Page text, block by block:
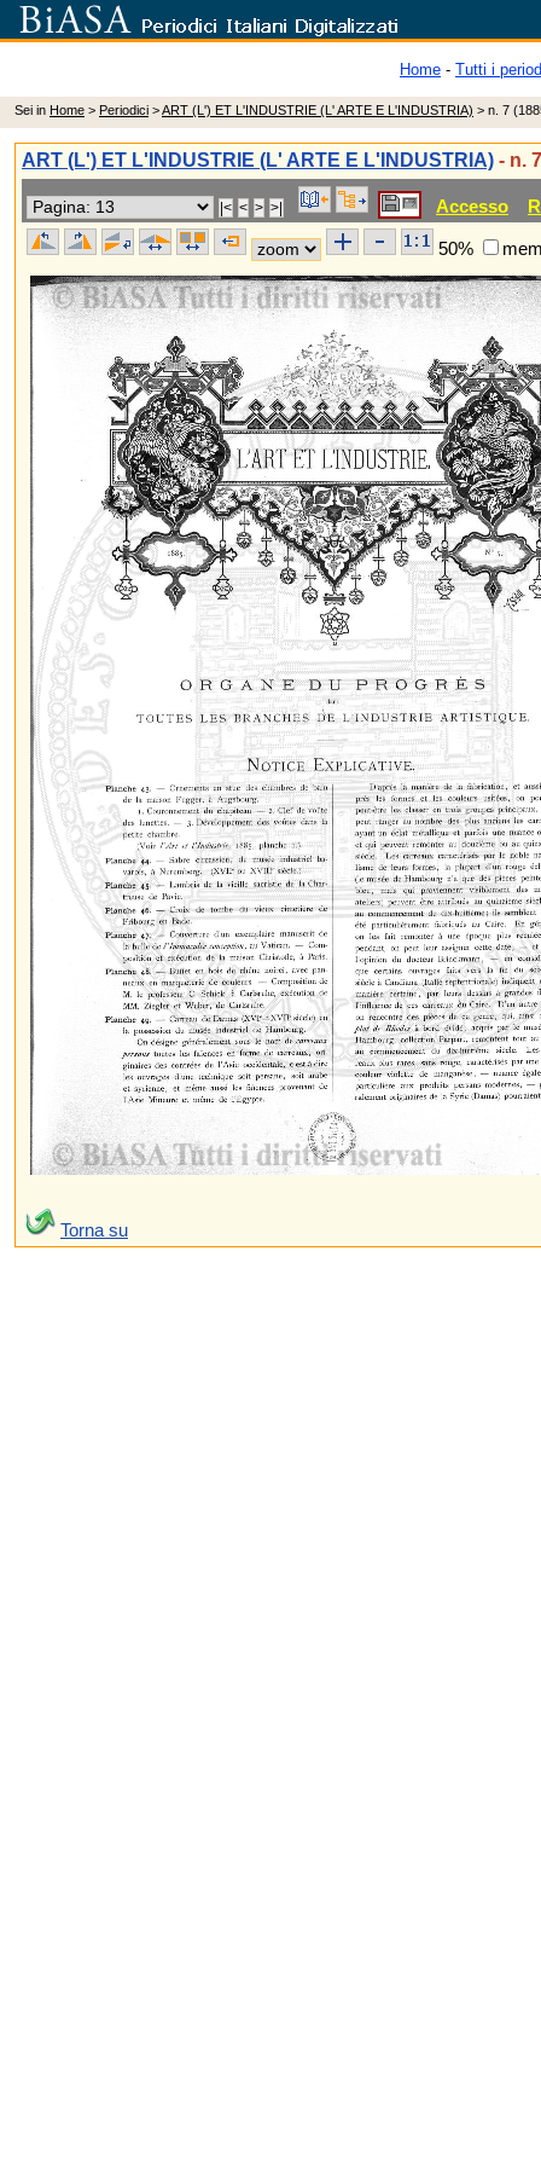
Home - Tutti i
Sei in Home > Periodici >ART (L') ET L'INDUSTRIE (L' ARTE E L'INDUSTRIA) > n. 7
ART (L') ET L'INDUSTRIE (L' ARTE E L'INDUSTRIA) - n.
Accesso
50%
Torna su